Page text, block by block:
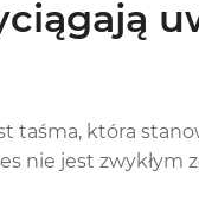
taśma, która
nie jest